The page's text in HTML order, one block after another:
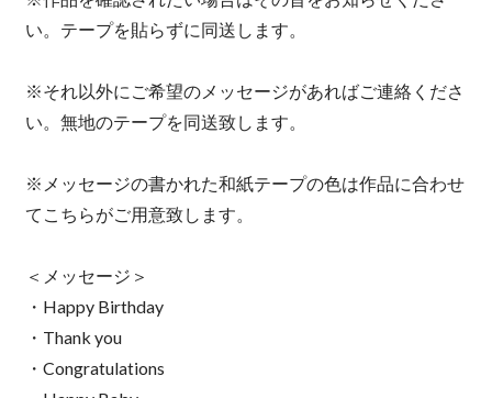
い。テープを貼らずに同送します。
※それ以外にご希望のメッセージがあればご連絡くださ
い。無地のテープを同送致します。
※メッセージの書かれた和紙テープの色は作品に合わせ
てこちらがご用意致します。
＜メッセージ＞
・Happy Birthday
・Thank you
・Congratulations